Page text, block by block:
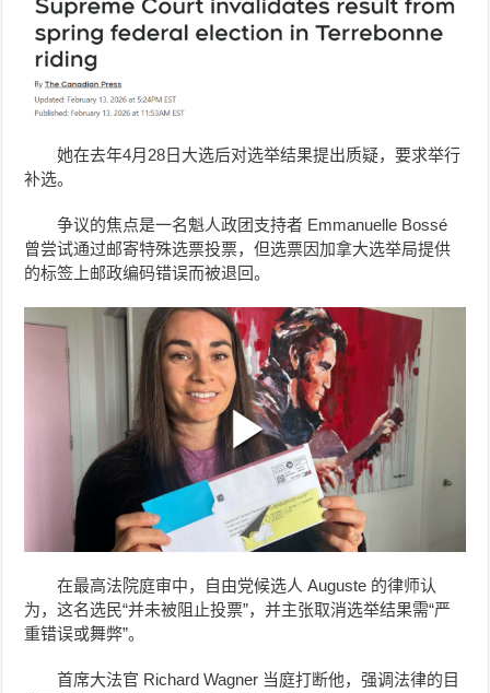
她在去年4月28日大选后对选举结果提出质疑，要求举行
补选。
争议的焦点是一名魁人政团支持者 Emmanuelle Bossé
曾尝试通过邮寄特殊选票投票，但选票因加拿大选举局提供
的标签上邮政编码错误而被退回。
在最高法院庭审中，自由党候选人 Auguste 的律师认
为，这名选民“并未被阻止投票”，并主张取消选举结果需“严
重错误或舞弊”。
首席大法官 Richard Wagner 当庭打断他，强调法律的目